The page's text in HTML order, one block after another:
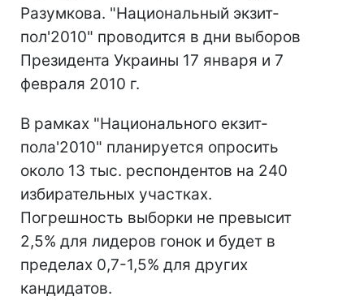
Разумкова. "Национальный экзит-
пол'2010" проводится в дни выборов
Президента Украины 17 января и 7
февраля 2010 г.
В рамках "Национального екзит-
пола'2010" планируется опросить
около 13 тыс. респондентов на 240
избирательных участках.
Погрешность выборки не превысит
2,5% для лидеров гонок и будет в
пределах 0,7-1,5% для других
кандидатов.